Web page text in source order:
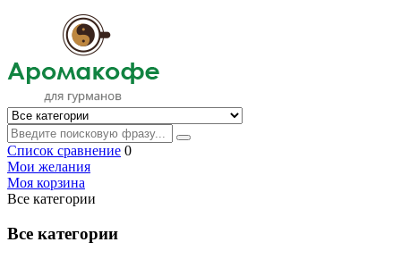
Список сравнение 0
Мои желания
Моя корзина
Все категории
Все категории